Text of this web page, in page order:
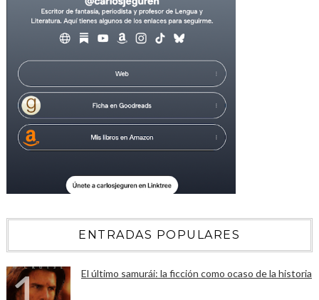
ENTRADAS POPULARES
El último samurái: la ficción como ocaso de la historia